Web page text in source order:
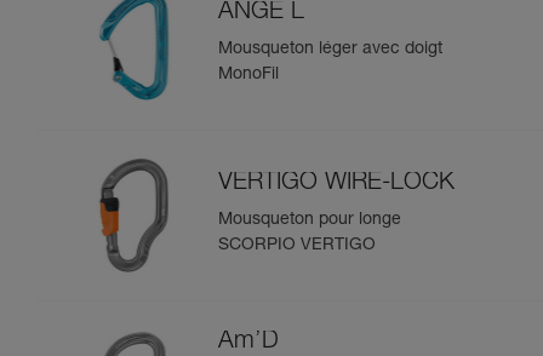
ANGE L
Mousqueton léger avec doigt
MonoFil
VERTIGO WIRE-LOCK
Mousqueton pour longe
SCORPIO VERTIGO
Am’D